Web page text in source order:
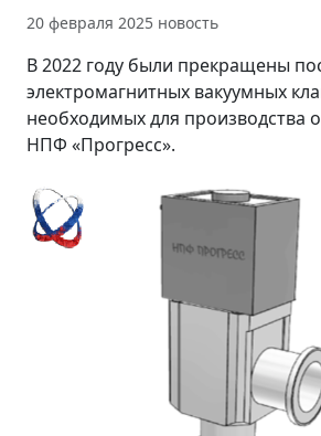
20 февраля 2025 новость
В 2022 году были прекращены
электромагнитных вакуумных
необходимых для производства
НПФ «Прогресс».